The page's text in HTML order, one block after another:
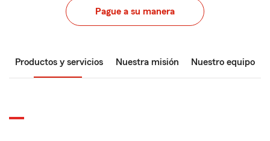
Pague a su manera
Productos y servicios Nuestra misión Nuestro equipo